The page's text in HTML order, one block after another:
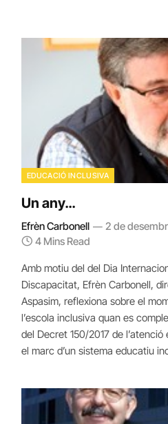
EDUCACIÓ INCLUSIVA
Un any…
Efrèn Carbonell
2 de
4 Mins Read
Amb motiu del del Dia
Discapacitat, Efrèn Carbonell,
Aspasim, reflexiona sobre el
l’escola inclusiva quan es
del Decret 150/2017 de
el marc d’un sistema educatiu